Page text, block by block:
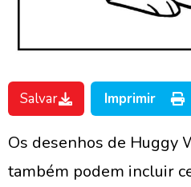
Salvar Imprimir
Os desenhos de Huggy
também podem incluir